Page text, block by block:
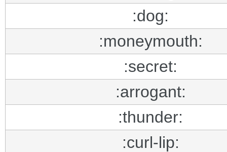
:dog:
:moneymouth:
:secret:
:arrogant:
:thunder:
:curl-lip: